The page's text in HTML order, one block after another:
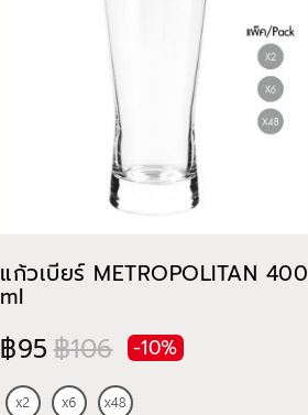
แก้วเบียร์ METROPOLITAN 400
ml
฿95฿106 -10%